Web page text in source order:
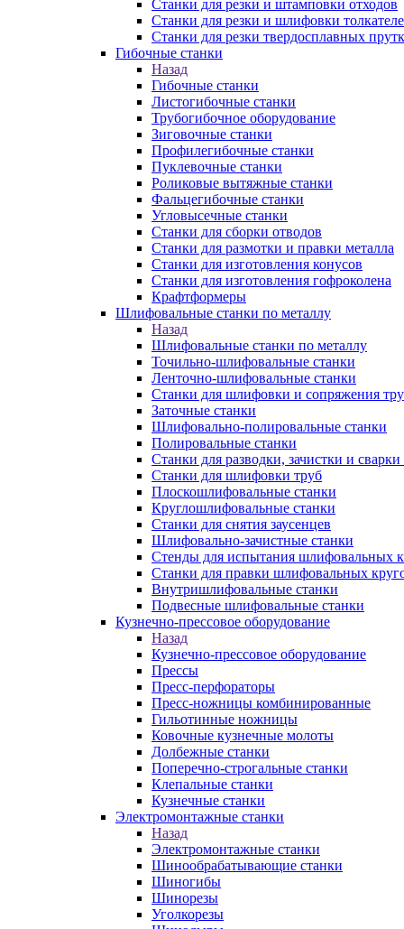
Станки для резки и штамповки отходов
Станки для резки и шлифовки
Станки для резки твердосплавных
Гибочные станки
Назад
Гибочные станки
Листогибочные станки
Трубогибочное оборудование
Зиговочные станки
Профилегибочные станки
Пуклевочные станки
Роликовые вытяжные станки
Фальцегибочные станки
Угловысечные станки
Станки для сборки отводов
Станки для размотки и правки металла
Станки для изготовления конусов
Станки для изготовления гофроколена
Крафтформеры
Шлифовальные станки по металлу
Назад
Шлифовальные станки по металлу
Точильно-шлифовальные станки
Ленточно-шлифовальные станки
Станки для шлифовки и сопряжения
Заточные станки
Шлифовально-полировальные станки
Полировальные станки
Станки для разводки, зачистки и сварки
Станки для шлифовки труб
Плоскошлифовальные станки
Круглошлифовальные станки
Станки для снятия заусенцев
Шлифовально-зачистные станки
Стенды для испытания шлифовальных
Станки для правки шлифовальных
Внутришлифовальные станки
Подвесные шлифовальные станки
Кузнечно-прессовое оборудование
Назад
Кузнечно-прессовое оборудование
Прессы
Пресс-перфораторы
Пресс-ножницы комбинированные
Гильотинные ножницы
Ковочные кузнечные молоты
Долбежные станки
Поперечно-строгальные станки
Клепальные станки
Кузнечные станки
Электромонтажные станки
Назад
Электромонтажные станки
Шинообрабатывающие станки
Шиногибы
Шинорезы
Уголкорезы